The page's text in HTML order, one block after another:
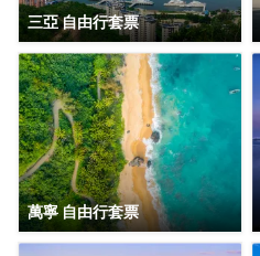
三亞 自由行套票
萬寧 自由行套票